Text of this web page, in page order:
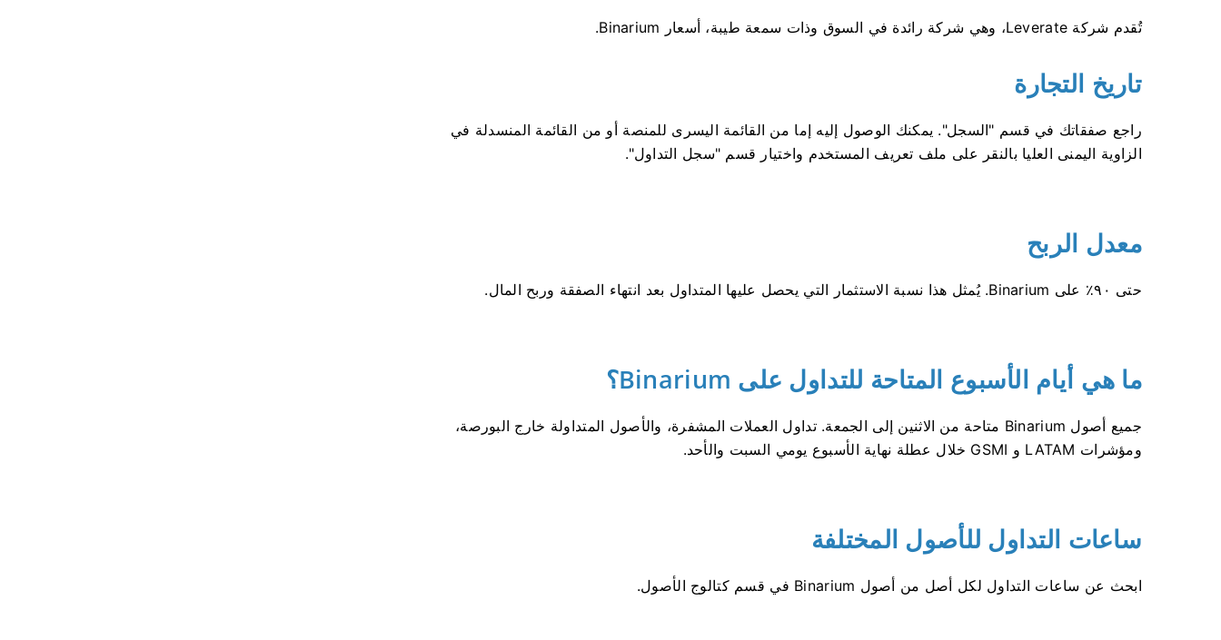
تُقدم شركة Leverate، وهي شركة رائدة في السوق وذات سمعة طيبة، أسعار Binarium.
تاريخ التجارة
راجع صفقاتك في قسم "السجل". يمكنك الوصول إليه إما من القائمة اليسرى للمنصة أو من القائمة المنسدلة في
الزاوية اليمنى العليا بالنقر على ملف تعريف المستخدم واختيار قسم "سجل التداول".
معدل الربح
حتى ٩٠٪ على Binarium. يُمثل هذا نسبة الاستثمار التي يحصل عليها المتداول بعد انتهاء الصفقة وربح المال.
ما هي أيام الأسبوع المتاحة للتداول على Binarium؟
جميع أصول Binarium متاحة من الاثنين إلى الجمعة. تداول العملات المشفرة، والأصول المتداولة خارج البورصة،
ومؤشرات LATAM و GSMI خلال عطلة نهاية الأسبوع يومي السبت والأحد.
ساعات التداول للأصول المختلفة
ابحث عن ساعات التداول لكل أصل من أصول Binarium في قسم كتالوج الأصول.